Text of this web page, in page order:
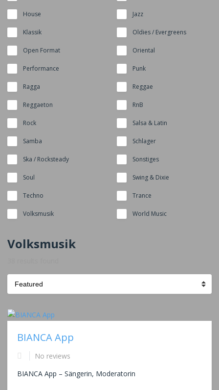
House Jazz
Klassik Oldies / Evergreens
Open Format Oriental
Performance Punk
Ragga Reggae
Reggaeton RnB
Rock Salsa & Latin
Samba Schlager
Ska / Rocksteady Sonstiges
Soul Swing & Dixie
Techno Trance
Volksmusik World Music
Volksmusik
Sort
by:
BIANCA App
No reviews
BIANCA App – Sängerin, Moderatorin